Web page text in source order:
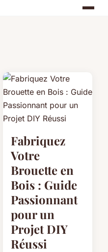
Fabriquez
Votre
Brouette en
Bois : Guide
Passionnant
pour un
Projet DIY
Réussi